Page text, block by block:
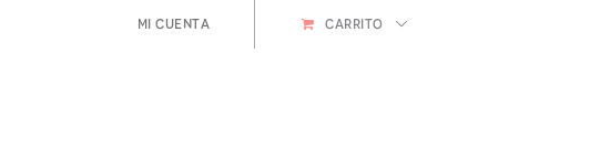
Mi cuenta CARRITO